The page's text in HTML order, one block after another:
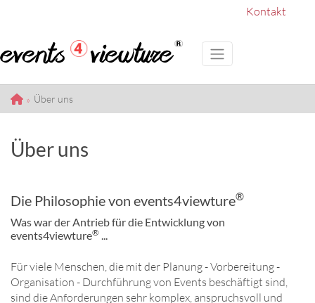
Kontakt
Über uns
Über uns
Die Philosophie von events4viewture®
Was war der Antrieb für die Entwicklung von
events4viewture®
Für viele Menschen, die mit der Planung - Vorbereitung -
Organisation - Durchführung von Events beschäftigt sind,
sind die Anforderungen sehr komplex, anspruchsvoll und